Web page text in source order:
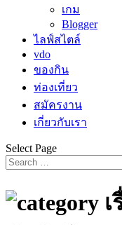
เกม
Blogger
ไลฟ์สไตล์
vdo
ของกิน
ท่องเที่ยว
สมัครงาน
เกี่ยวกับเรา
Select Page